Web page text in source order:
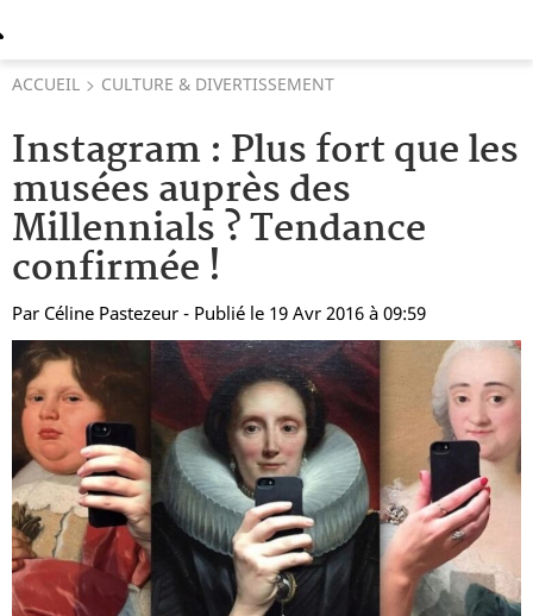
ACCUEIL CULTURE & DIVERTISSEMENT
Instagram : Plus fort que les
musées auprès des
Millennials ? Tendance
confirmée !
Par Céline Pastezeur - Publié le 19 Avr 2016 à 09:59